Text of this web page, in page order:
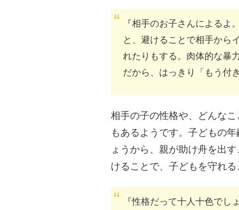
『相手のお子さんによる
と、避けることで相手から
れたりもする。肉体的な暴
だから、はっきり「もう付
相手の子の性格や、どんな
もあるようです。子どもの
ょうから、親が助け舟を出
けることで、子どもを守れる
『性格だって十人十色で